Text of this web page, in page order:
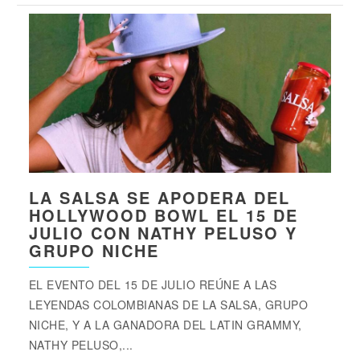
LA SALSA SE APODERA DEL
HOLLYWOOD BOWL EL 15 DE
JULIO CON NATHY PELUSO Y
GRUPO NICHE
EL EVENTO DEL 15 DE JULIO REÚNE A LAS
LEYENDAS COLOMBIANAS DE LA SALSA, GRUPO
NICHE, Y A LA GANADORA DEL LATIN GRAMMY,
NATHY PELUSO,...